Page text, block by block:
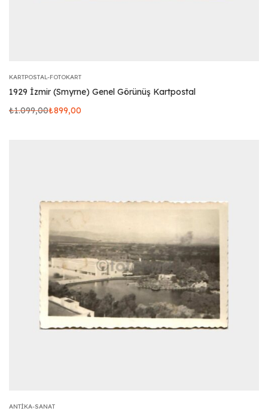
KARTPOSTAL-FOTOKART
1929 İzmir (Smyrne) Genel Görünüş Kartpostal
₺1.099,00₺899,00
ANTIKA-SANAT